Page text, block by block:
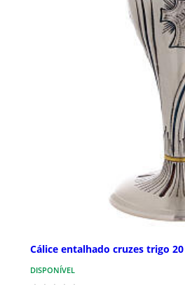
Cálice entalhado cruzes trigo
DISPONÍVEL